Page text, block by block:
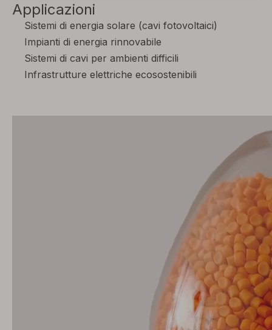
Applicazioni
Sistemi di energia solare (cavi fotovoltaici)
Impianti di energia rinnovabile
Sistemi di cavi per ambienti difficili
Infrastrutture elettriche ecosostenibili